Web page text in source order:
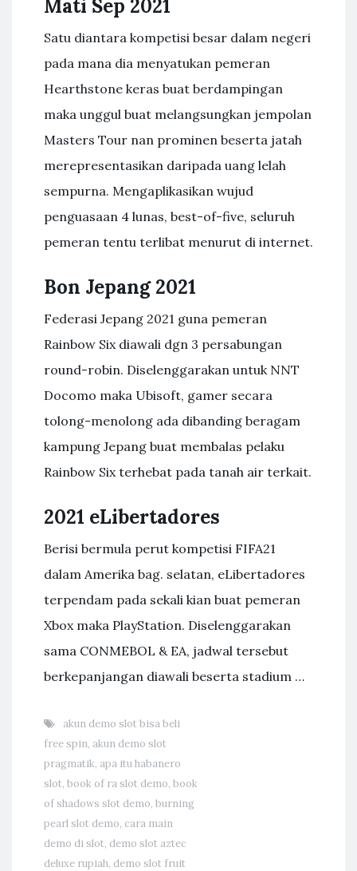
Mati Sep 2021
Satu diantara kompetisi besar dalam negeri
pada mana dia menyatukan pemeran
Hearthstone keras buat berdampingan
maka unggul buat melangsungkan jempolan
Masters Tour nan prominen beserta jatah
merepresentasikan daripada uang lelah
sempurna. Mengaplikasikan wujud
penguasaan 4 lunas, best-of-five, seluruh
pemeran tentu terlibat menurut di internet.
Bon Jepang 2021
Federasi Jepang 2021 guna pemeran
Rainbow Six diawali dgn 3 persabungan
round-robin. Diselenggarakan untuk NNT
Docomo maka Ubisoft, gamer secara
tolong-menolong ada dibanding beragam
kampung Jepang buat membalas pelaku
Rainbow Six terhebat pada tanah air terkait.
2021 eLibertadores
Berisi bermula perut kompetisi FIFA21
dalam Amerika bag. selatan, eLibertadores
terpendam pada sekali kian buat pemeran
Xbox maka PlayStation. Diselenggarakan
sama CONMEBOL & EA, jadwal tersebut
berkepanjangan diawali beserta stadium …
akun demo slot bisa beli
free spin, akun demo slot
pragmatik, apa itu habanero
slot, book of ra slot demo, book
of shadows slot demo, burning
pearl slot demo, cara main
demo di slot, demo slot aztec
deluxe rupiah, demo slot fruit